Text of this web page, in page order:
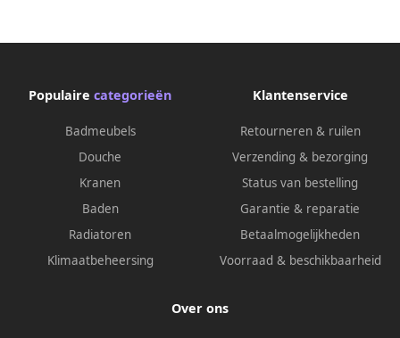
Populaire categorieën
Badmeubels
Douche
Kranen
Baden
Radiatoren
Klimaatbeheersing
Klantenservice
Retourneren & ruilen
Verzending & bezorging
Status van bestelling
Garantie & reparatie
Betaalmogelijkheden
Voorraad & beschikbaarheid
Over ons